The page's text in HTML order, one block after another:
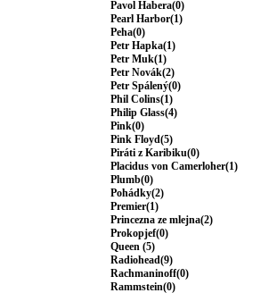
Pavol Habera(0)
Pearl Harbor(1)
Peha(0)
Petr Hapka(1)
Petr Muk(1)
Petr Novák(2)
Petr Spálený(0)
Phil Colins(1)
Philip Glass(4)
Pink(0)
Pink Floyd(5)
Piráti z Karibiku(0)
Placidus von Camerloher(1)
Plumb(0)
Pohádky(2)
Premier(1)
Princezna ze mlejna(2)
Prokopjef(0)
Queen (5)
Radiohead(9)
Rachmaninoff(0)
Rammstein(0)